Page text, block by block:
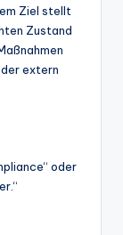
Ziel stellt
Zustand
extern
oder